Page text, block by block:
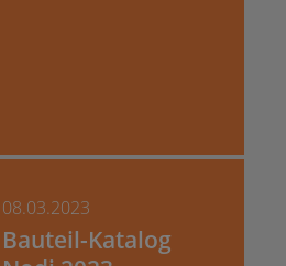
08.03.2023
Bauteil-Katalog